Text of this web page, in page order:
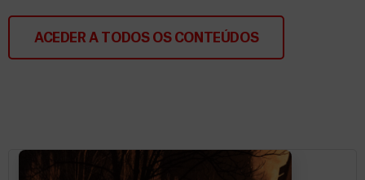
ACEDER A TODOS OS CONTEÚDOS